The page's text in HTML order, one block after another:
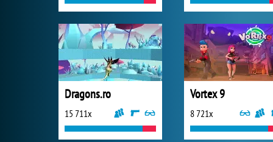
Dragons.ro
15 711x
Vortex 9
8 721x